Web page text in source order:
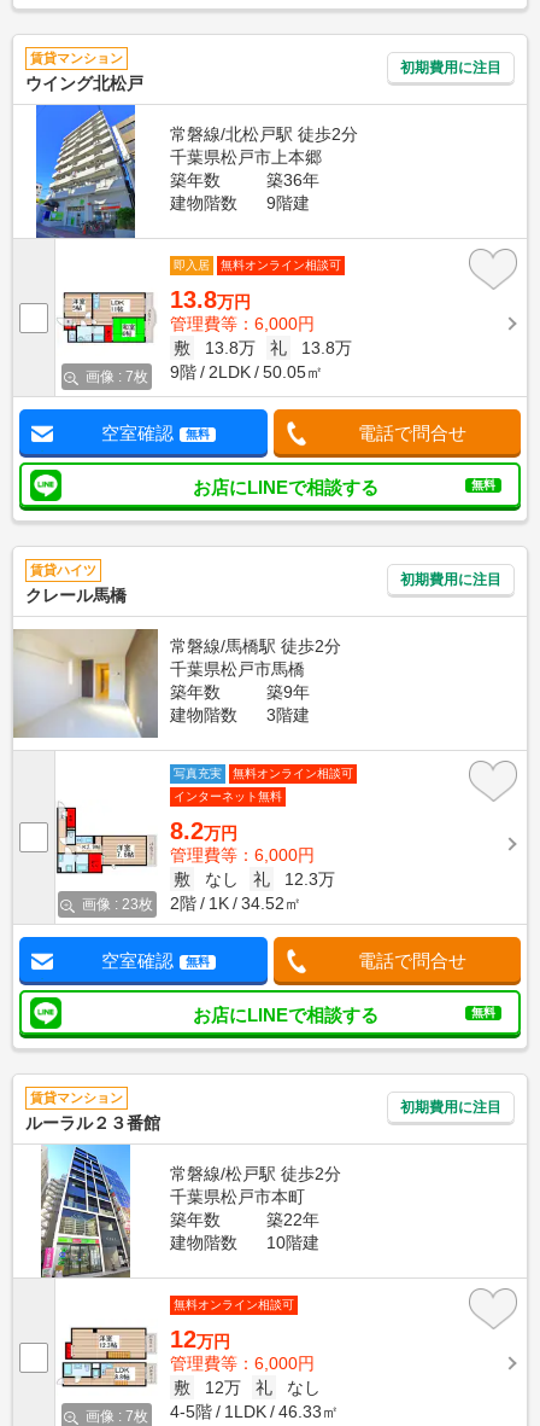
賃貸マンション
ウイング北松戸
初期費用に注目
常磐線/北松戸駅 徒歩2分
千葉県松戸市上本郷
築年数
築36年
建物階数
9階建
画像 : 7枚
即入居 無料オンライン相談可
13.8万円
管理費等：6,000円
敷
13.8万 礼
13.8万
9階
2LDK 50.05㎡
空室確認 無料 電話で問合せ
お店にLINEで相談する 無料
賃貸ハイツ
クレール馬橋
初期費用に注目
常磐線/馬橋駅 徒歩2分
千葉県松戸市馬橋
築年数
築9年
建物階数
3階建
画像 : 23枚
写真充実
無料オンライン相談可
インターネット無料
8.2万円
管理費等：6,000円
敷
なし 礼
12.3万
2階
1K 34.52㎡
空室確認 無料 電話で問合せ
お店にLINEで相談する 無料
賃貸マンション
ルーラル２３番館
初期費用に注目
常磐線/松戸駅 徒歩2分
千葉県松戸市本町
築年数
築22年
建物階数
10階建
画像 : 7枚
無料オンライン相談可
12万円
管理費等：6,000円
敷
12万 礼
なし
4-5階
1LDK 46.33㎡